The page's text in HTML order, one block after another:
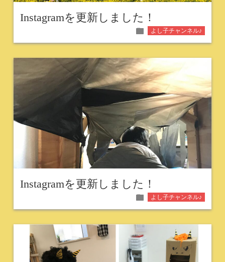
Instagramを更新しました！
folder よし子チャンネル♪
Instagramを更新しました！
folder よし子チャンネル♪